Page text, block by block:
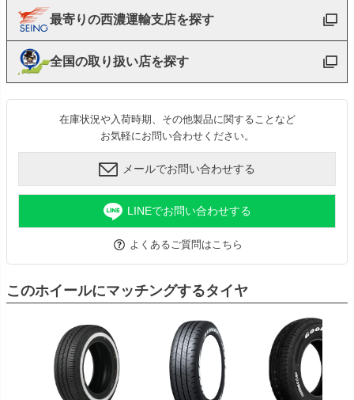
最寄りの西濃運輸支店を探す
全国の取り扱い店を探す
在庫状況や入荷時期、その他製品に関することなど
お気軽にお問い合わせください。
メールでお問い合わせする
LINEでお問い合わせする
よくあるご質問はこちら
このホイールにマッチングするタイヤ